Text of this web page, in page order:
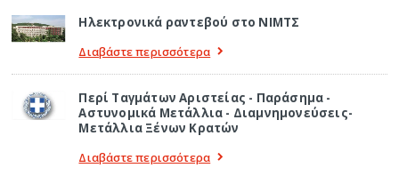
Ηλεκτρονικά ραντεβού στο ΝΙΜΤΣ
Διαβάστε περισσότερα
Περί Ταγμάτων Αριστείας - Παράσημα -
Αστυνομικά Μετάλλια - Διαμνημονεύσεις-
Μετάλλια Ξένων Κρατών
Διαβάστε περισσότερα